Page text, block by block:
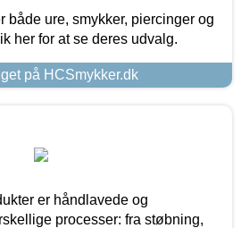
både ure, smykker, piercinger og
her for at se deres udvalg.
på HCSmykker.dk
er håndlavede og
processer: fra støbning,